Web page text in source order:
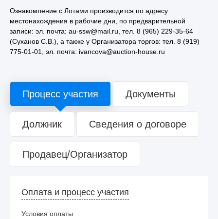
Ознакомление с Лотами производится по адресу
местонахождения в рабочие дни, по предварительной
записи: эл. почта: au-ssw@mail.ru, тел. 8 (965) 229-35-64
(Суханов С.В.), а также у Организатора торгов: тел. 8 (919)
775-01-01, эл. почта: ivancova@auction-house.ru
Процесс участия Документы
Должник Сведения о договоре
Продавец/Организатор
Оплата и процесс участия
Условия оплаты